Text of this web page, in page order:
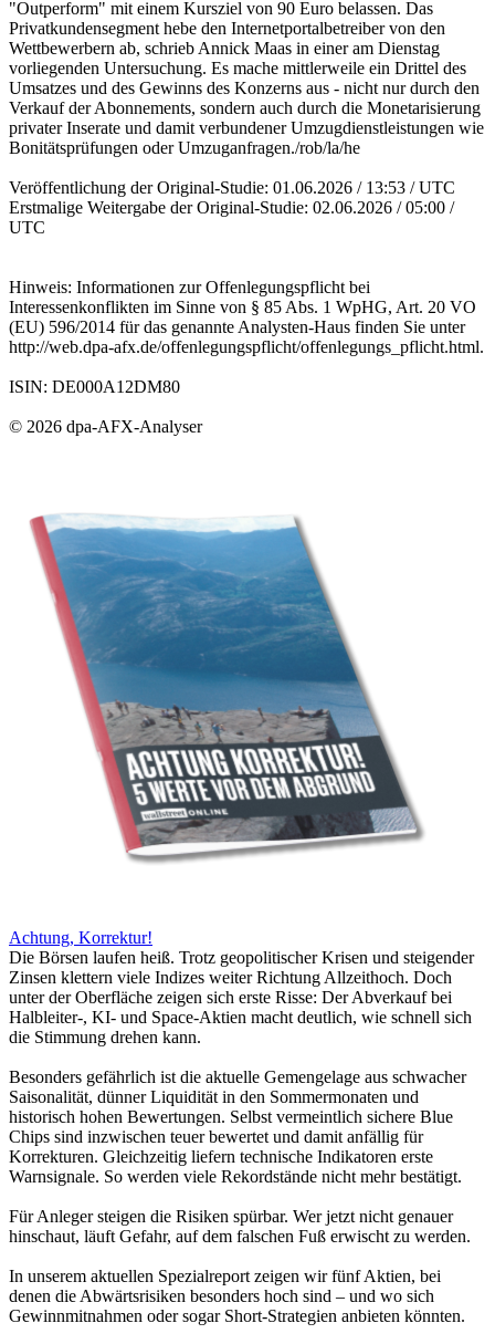
"Outperform" mit einem Kursziel von 90 Euro belassen. Das
Privatkundensegment hebe den Internetportalbetreiber von den
Wettbewerbern ab, schrieb Annick Maas in einer am Dienstag
vorliegenden Untersuchung. Es mache mittlerweile ein Drittel des
Umsatzes und des Gewinns des Konzerns aus - nicht nur durch den
Verkauf der Abonnements, sondern auch durch die Monetarisierung
privater Inserate und damit verbundener Umzugdienstleistungen wie
Bonitätsprüfungen oder Umzuganfragen./rob/la/he
Veröffentlichung der Original-Studie: 01.06.2026 / 13:53 / UTC
Erstmalige Weitergabe der Original-Studie: 02.06.2026 / 05:00 /
UTC
Hinweis: Informationen zur Offenlegungspflicht bei
Interessenkonflikten im Sinne von § 85 Abs. 1 WpHG, Art. 20 VO
(EU) 596/2014 für das genannte Analysten-Haus finden Sie unter
http://web.dpa-afx.de/offenlegungspflicht/offenlegungs_pflicht.html.
ISIN: DE000A12DM80
© 2026 dpa-AFX-Analyser
Achtung, Korrektur!
Die Börsen laufen heiß. Trotz geopolitischer Krisen und steigender
Zinsen klettern viele Indizes weiter Richtung Allzeithoch. Doch
unter der Oberfläche zeigen sich erste Risse: Der Abverkauf bei
Halbleiter-, KI- und Space-Aktien macht deutlich, wie schnell sich
die Stimmung drehen kann.
Besonders gefährlich ist die aktuelle Gemengelage aus schwacher
Saisonalität, dünner Liquidität in den Sommermonaten und
historisch hohen Bewertungen. Selbst vermeintlich sichere Blue
Chips sind inzwischen teuer bewertet und damit anfällig für
Korrekturen. Gleichzeitig liefern technische Indikatoren erste
Warnsignale. So werden viele Rekordstände nicht mehr bestätigt.
Für Anleger steigen die Risiken spürbar. Wer jetzt nicht genauer
hinschaut, läuft Gefahr, auf dem falschen Fuß erwischt zu werden.
In unserem aktuellen Spezialreport zeigen wir fünf Aktien, bei
denen die Abwärtsrisiken besonders hoch sind – und wo sich
Gewinnmitnahmen oder sogar Short-Strategien anbieten könnten.